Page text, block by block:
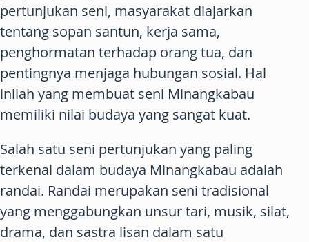
pertunjukan seni, masyarakat diajarkan
tentang sopan santun, kerja sama,
penghormatan terhadap orang tua, dan
pentingnya menjaga hubungan sosial. Hal
inilah yang membuat seni Minangkabau
memiliki nilai budaya yang sangat kuat.
Salah satu seni pertunjukan yang paling
terkenal dalam budaya Minangkabau adalah
randai. Randai merupakan seni tradisional
yang menggabungkan unsur tari, musik, silat,
drama, dan sastra lisan dalam satu